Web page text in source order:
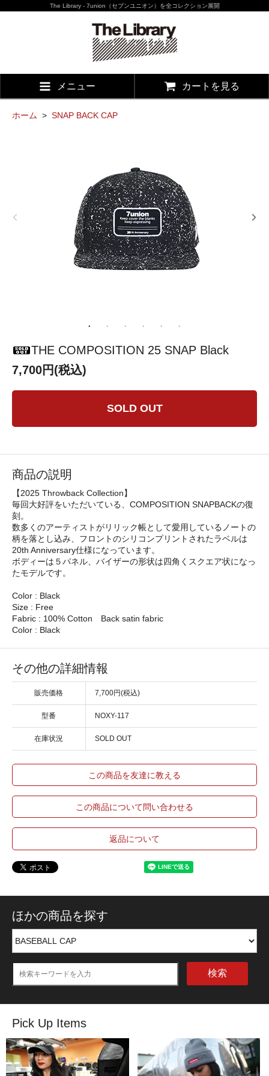
The Library - 7union（セブンユニオン）を全コレクション展開
メニュー カートを見る
ホーム > SNAP BACK CAP
THE COMPOSITION 25 SNAP Black
7,700円(税込)
SOLD OUT
商品の説明
【2025 Throwback Collection】
毎回大好評をいただいている、COMPOSITION SNAPBACKの復
刻。
数多くのアーティストがリリック帳として愛用しているノートの
柄を落とし込み、フロントのシリコンプリントされたラベルは
20th Anniversary仕様になっています。
ボディーは５パネル、バイザーの形状は四角くスクエア状になっ
たモデルです。
Color : Black
Size : Free
Fabric : 100% Cotton Back satin fabric
Color : Black
その他の詳細情報
販売価格 7,700円(税込)
型番 NOXY-117
在庫状況 SOLD OUT
この商品を友達に教える
この商品について問い合わせる
返品について
ほかの商品を探す
検索
Pick Up Items